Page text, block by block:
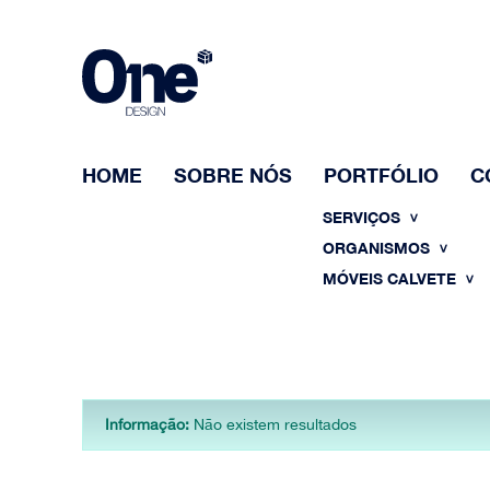
HOME SOBRE NÓS PORTFÓLIO
SERVIÇOS
ORGANISMOS
MÓVEIS CALVETE
Informação: Não existem resultados